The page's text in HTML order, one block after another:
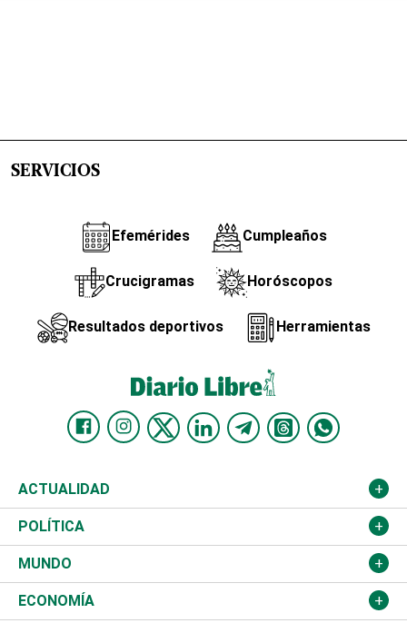
SERVICIOS
Efemérides Cumpleaños
Crucigramas Horóscopos
Resultados deportivos Herramientas
ACTUALIDAD
Nacional
Ciudad
Educación
POLÍTICA
Partidos
JCE
MUNDO
Estados Unidos
ECONOMÍA